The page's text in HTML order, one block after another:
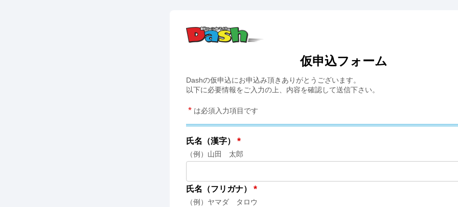
仮申込フォーム
Dashの仮申込にお申込み頂きありがとうございます。
以下に必要情報をご入力の上、内容を確認して送信下さい。
* は必須入力項目です
氏名（漢字） *
（例）山田 太郎
氏名（フリガナ） *
（例）ヤマダ タロウ